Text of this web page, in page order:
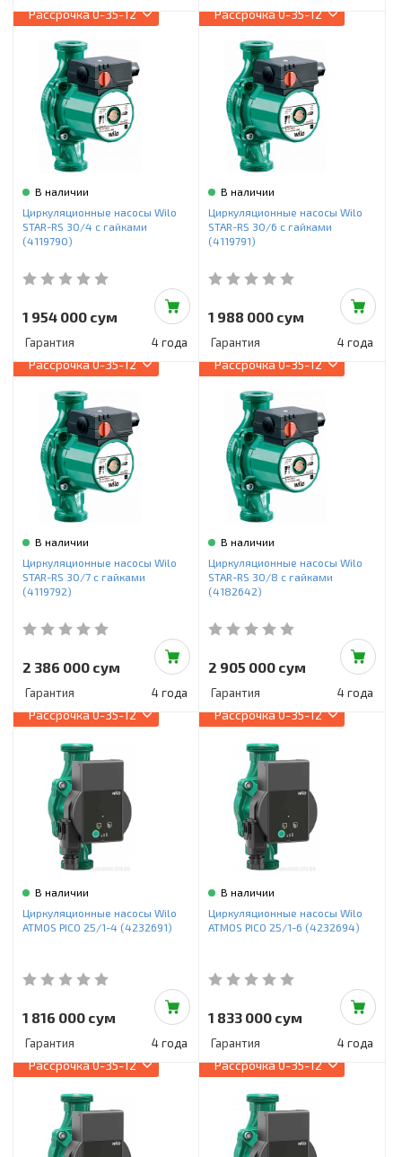
Рассрочка0-35-12
В наличии
Циркуляционные насосы Wilo
STAR-RS 30/4 с гайками
(4119790)
1 954 000 сум
Гарантия 4 года
Рассрочка0-35-12
В наличии
Циркуляционные насосы Wilo
STAR-RS 30/6 с гайками
(4119791)
1 988 000 сум
Гарантия 4 года
Рассрочка0-35-12
В наличии
Циркуляционные насосы Wilo
STAR-RS 30/7 с гайками
(4119792)
2 386 000 сум
Гарантия 4 года
Рассрочка0-35-12
В наличии
Циркуляционные насосы Wilo
STAR-RS 30/8 с гайками
(4182642)
2 905 000 сум
Гарантия 4 года
Рассрочка0-35-12
В наличии
Циркуляционные насосы Wilo
ATMOS PICO 25/1-4 (4232691)
1 816 000 сум
Гарантия 4 года
Рассрочка0-35-12
В наличии
Циркуляционные насосы Wilo
ATMOS PICO 25/1-6 (4232694)
1 833 000 сум
Гарантия 4 года
Рассрочка0-35-12 Рассрочка0-35-12